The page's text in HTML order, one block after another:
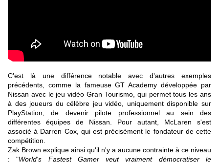
C'est là une différence notable avec d'autres exemples
précédents, comme la fameuse GT Academy développée par
Nissan avec le jeu vidéo Gran Tourismo, qui permet tous les ans
à des joueurs du célèbre jeu vidéo, uniquement disponible sur
PlayStation, de devenir pilote professionnel au sein des
différentes équipes de Nissan. Pour autant, McLaren s'est
associé à Darren Cox, qui est précisément le fondateur de cette
compétition.
Zak Brown explique ainsi qu'il n'y a aucune contrainte à ce niveau
: "World's Fastest Gamer veut vraiment démocratiser le